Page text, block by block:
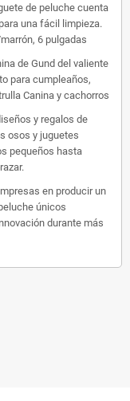
de peluche cuenta
una fácil limpieza.
6 pulgadas
de Gund del valiente
para cumpleaños,
Canina y cachorros
y regalos de
osos y juguetes
pequeños hasta
en producir un
únicos
durante más